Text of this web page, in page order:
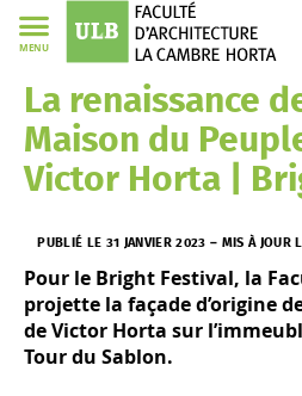
MENU
Faculté d'Architecture La Cambre Horta
La renaissance
Maison du
Victor Horta |
PUBLIÉ LE 31 JANVIER 2023 – MIS À JOUR
Pour le Bright Festival, la
projette la façade d’origine
de Victor Horta sur
Tour du Sablon.